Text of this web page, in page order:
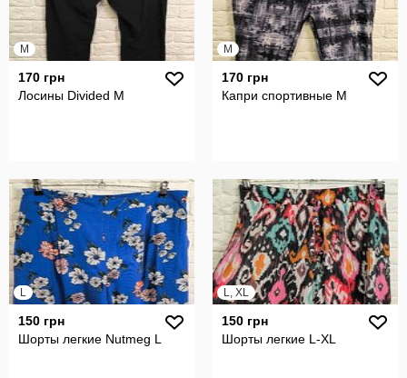
M
170 грн
Лосины Divided M
M
170 грн
Капри спортивные M
L
150 грн
Шорты легкие Nutmeg L
L, XL
150 грн
Шорты легкие L-XL